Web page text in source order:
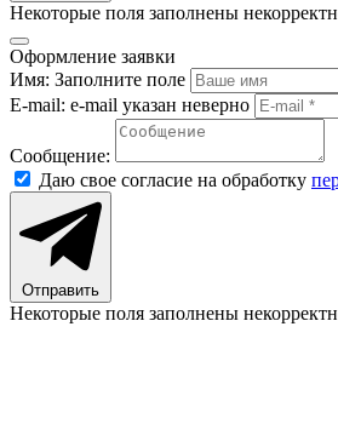
Некоторые поля заполнены
Оформление заявки
Имя: Заполните поле
E-mail: e-mail указан неверно
Сообщение:
Даю свое согласие на обработку
Отправить
Некоторые поля заполнены